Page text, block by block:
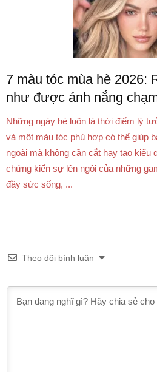
7 màu tóc mùa hè 2026:
như được ánh nắng
Những ngày hè luôn là thời điểm lý
và một màu tóc phù hợp có thể giúp
ngoài mà không cần cắt hay tạo kiểu
chứng kiến sự lên ngôi của những
đầy sức sống, ...
Theo dõi bình luận